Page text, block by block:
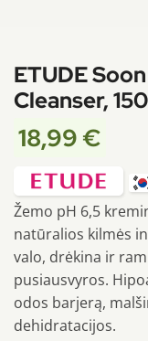
ETUDE
Cleanser,
18,99 €
Žemo pH 6,5
natūralios kilmės
valo, drėkina ir
pusiausvyros.
odos barjerą,
dehidratacijos.